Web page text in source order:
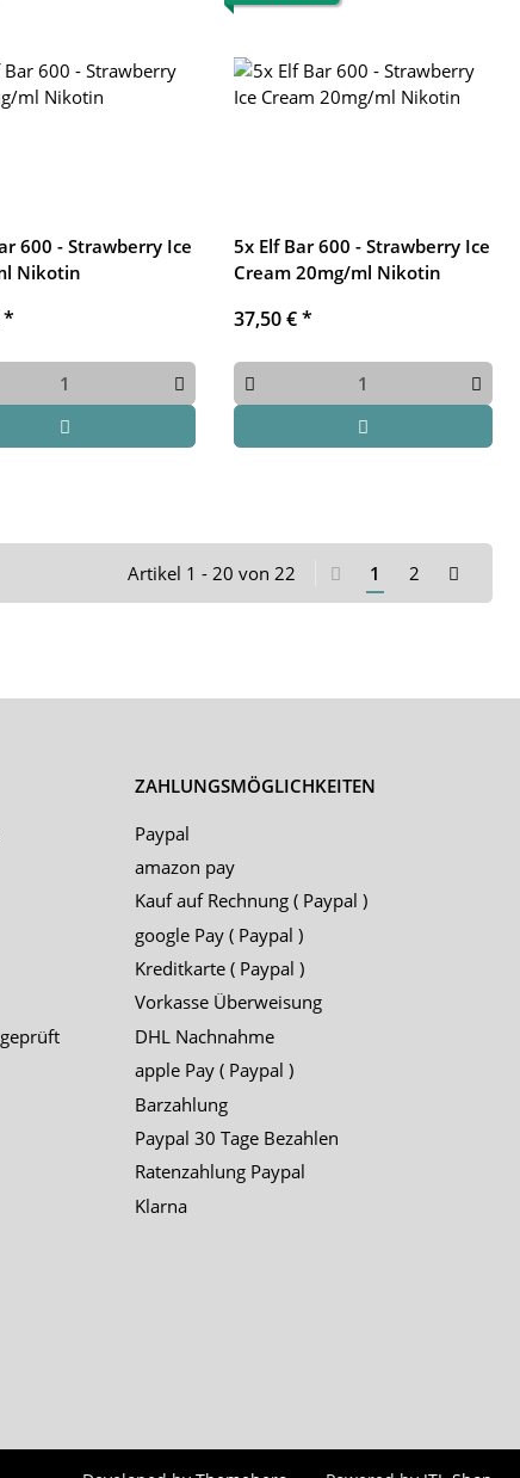
600 - Strawberry Ice
Nikotin
*
5x Elf Bar 600 - Strawberry Ice
Cream 20mg/ml Nikotin
37,50 €*
Artikel 1 - 20 von 22 1 2
ZAHLUNGSMÖGLICHKEITEN
Paypal
amazon pay
Kauf auf Rechnung ( Paypal )
google Pay ( Paypal )
Kreditkarte ( Paypal )
Vorkasse Überweisung
DHL Nachnahme
apple Pay ( Paypal )
Barzahlung
Paypal 30 Tage Bezahlen
Ratenzahlung Paypal
Klarna